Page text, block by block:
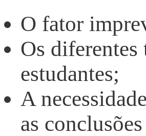
O fator
Os diferentes
estudantes;
A
as